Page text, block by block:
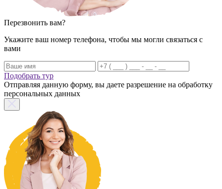
Перезвонить вам?
Укажите ваш номер телефона, чтобы мы могли связаться с
вами
Подобрать тур
Отправляя данную форму, вы даете разрешение на обработку
персональных данных